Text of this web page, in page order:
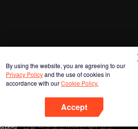
By using the website, you are agreeing to our
Privacy Policyand the use of cookies in
accordance with ourCookie Policy.
Accept
앱을 다운로드하려면 QR 코드